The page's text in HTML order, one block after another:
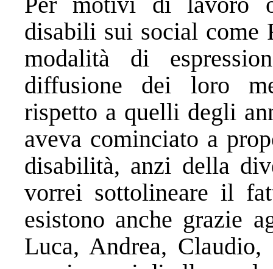
disabili sui social come
modalità di
diffusione dei loro
rispetto a quelli degli
aveva cominciato a
disabilità, anzi della
vorrei sottolineare il
esistono anche grazie
Luca, Andrea,